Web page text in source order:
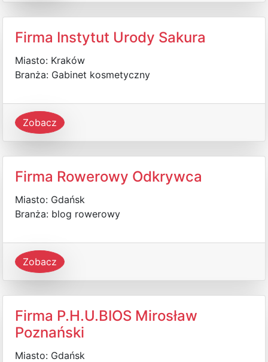
Firma Instytut Urody Sakura
Miasto: Kraków
Branża: Gabinet kosmetyczny
Zobacz
Firma Rowerowy Odkrywca
Miasto: Gdańsk
Branża: blog rowerowy
Zobacz
Firma P.H.U.BIOS Mirosław
Poznański
Miasto: Gdańsk